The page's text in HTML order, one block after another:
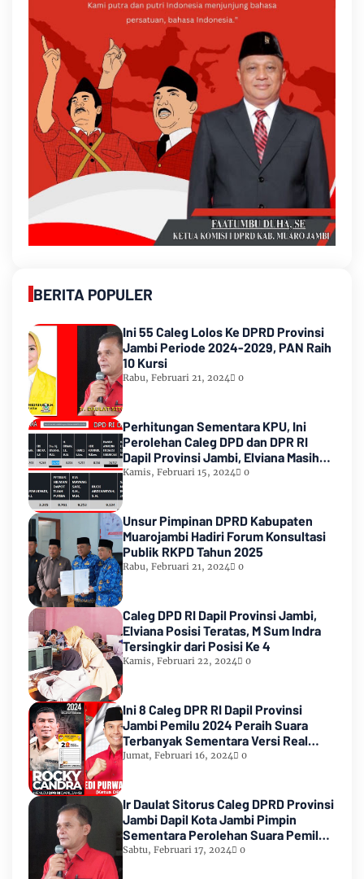
BERITA POPULER
Ini 55 Caleg Lolos Ke DPRD Provinsi
Jambi Periode 2024-2029, PAN Raih
10 Kursi
Rabu, Februari 21, 2024 0
Perhitungan Sementara KPU, Ini
Perolehan Caleg DPD dan DPR RI
Dapil Provinsi Jambi, Elviana Masih
Urutan Kedua Teratas
Kamis, Februari 15, 2024 0
Unsur Pimpinan DPRD Kabupaten
Muarojambi Hadiri Forum Konsultasi
Publik RKPD Tahun 2025
Rabu, Februari 21, 2024 0
Caleg DPD RI Dapil Provinsi Jambi,
Elviana Posisi Teratas, M Sum Indra
Tersingkir dari Posisi Ke 4
Kamis, Februari 22, 2024 0
Ini 8 Caleg DPR RI Dapil Provinsi
Jambi Pemilu 2024 Peraih Suara
Terbanyak Sementara Versi Real
Count KPU RI
Jumat, Februari 16, 2024 0
Ir Daulat Sitorus Caleg DPRD Provinsi
Jambi Dapil Kota Jambi Pimpin
Sementara Perolehan Suara Pemilu
2024
Sabtu, Februari 17, 2024 0